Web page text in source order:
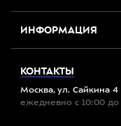
ИНФОРМАЦИЯ
КОНТАКТЫ
Москва, ул. Сайкина
ежедневно с 10:00 до